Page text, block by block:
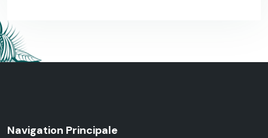
Navigation Principale